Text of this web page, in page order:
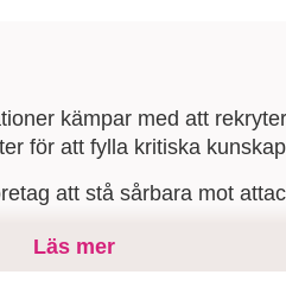
kämpar med att
för att fylla kritiska
att stå sårbara mot
stärka skyddet, få in
Läs mer